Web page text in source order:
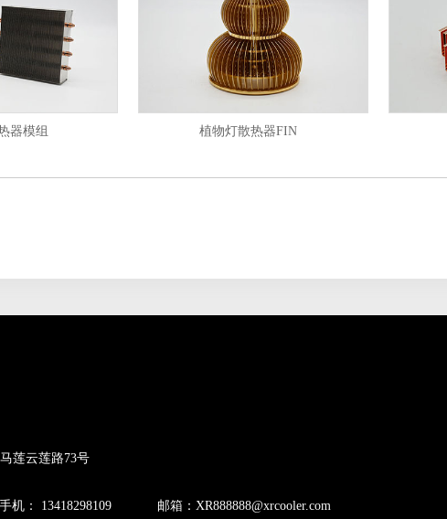
模组 植物灯散热器FIN
莲云莲路73号
手机： 13418298109 邮箱：XR888888@xrcooler.com